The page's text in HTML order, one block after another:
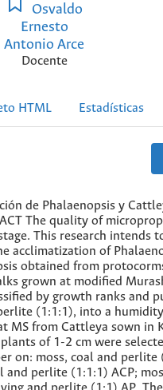
Osvaldo
Ernesto
Antonio Arce
Docente
HTML Estadísticas
de Phalaenopsis y
The quality of
This research intends
acclimatization of
obtained from
grown at modified
by growth ranks and
(1:1:1), into a
MS from Cattleya sown in
of 1-2 cm were
on: moss, coal and perlite
and perlite (1:1:1) ACP;